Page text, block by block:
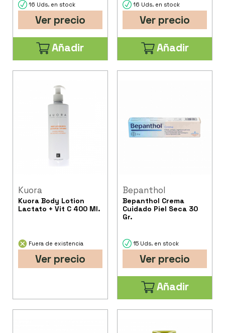
16 Uds. en stock
Ver precio
Añadir
16 Uds. en stock
Ver precio
Añadir
Kuora
Kuora Body Lotion
Lactato + Vit C 400 Ml.
Fuera de existencia
Ver precio
Bepanthol
Bepanthol Crema
Cuidado Piel Seca 30
Gr.
15 Uds. en stock
Ver precio
Añadir